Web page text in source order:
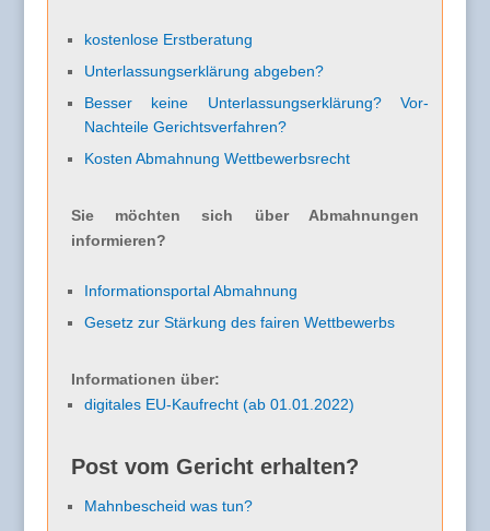
kostenlose Erstberatung
Unterlassungserklärung abgeben?
Besser keine Unterlassungserklärung? Vor-
Nachteile Gerichtsverfahren?
Kosten Abmahnung Wettbewerbsrecht
Sie möchten sich über Abmahnungen
informieren?
Informationsportal Abmahnung
Gesetz zur Stärkung des fairen Wettbewerbs
Informationen über:
digitales EU-Kaufrecht (ab 01.01.2022)
Post vom Gericht erhalten?
Mahnbescheid was tun?